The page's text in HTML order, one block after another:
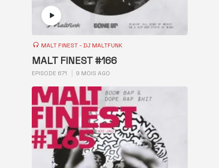
MALT FINEST - DJ MALTFUNK
MALT FINEST #166
EPISODE 671 9 MOIS AGO